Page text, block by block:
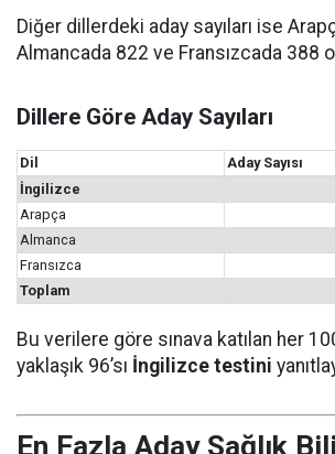
Diğer dillerdeki aday sayıları ise
Almancada 822 ve Fransızcada 388
Dillere Göre Aday Sayıları
Dil
Aday Sayısı
İngilizce
Arapça
Almanca
Fransızca
Toplam
Bu verilere göre sınava katılan her
yaklaşık 96’sı İngilizce testini
En Fazla Aday Sağlık